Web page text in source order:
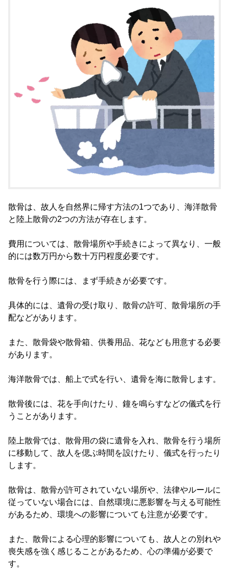
散骨は、故人を自然界に帰す方法の1つであり、海洋散骨
と陸上散骨の2つの方法が存在します。
費用については、散骨場所や手続きによって異なり、一般
的には数万円から数十万円程度必要です。
散骨を行う際には、まず手続きが必要です。
具体的には、遺骨の受け取り、散骨の許可、散骨場所の手
配などがあります。
また、散骨袋や散骨箱、供養用品、花なども用意する必要
があります。
海洋散骨では、船上で式を行い、遺骨を海に散骨します。
散骨後には、花を手向けたり、鐘を鳴らすなどの儀式を行
うことがあります。
陸上散骨では、散骨用の袋に遺骨を入れ、散骨を行う場所
に移動して、故人を偲ぶ時間を設けたり、儀式を行ったり
します。
散骨は、散骨が許可されていない場所や、法律やルールに
従っていない場合には、自然環境に悪影響を与える可能性
があるため、環境への影響についても注意が必要です。
また、散骨による心理的影響についても、故人との別れや
喪失感を強く感じることがあるため、心の準備が必要で
す。